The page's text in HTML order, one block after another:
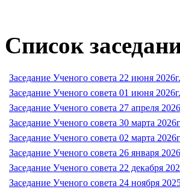
Список
Заседание Ученого совета 22 июня 2026г.
Заседание Ученого совета 01 июня 2026г.
Заседание Ученого совета 27 апреля
Заседание Ученого совета 30 марта
Заседание Ученого совета 02 марта
Заседание Ученого совета 26 января
Заседание Ученого совета 22 декабря
Заседание Ученого совета 24 ноября